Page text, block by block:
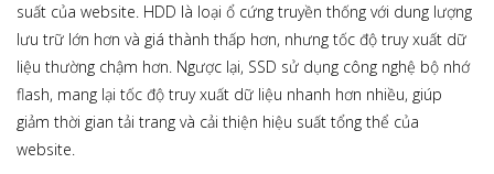
suất của website. HDD là loại ổ cứng truyền thống với dung lượng
lưu trữ lớn hơn và giá thành thấp hơn, nhưng tốc độ truy xuất dữ
liệu thường chậm hơn. Ngược lại, SSD sử dụng công nghệ bộ nhớ
flash, mang lại tốc độ truy xuất dữ liệu nhanh hơn nhiều, giúp
giảm thời gian tải trang và cải thiện hiệu suất tổng thể của
website.